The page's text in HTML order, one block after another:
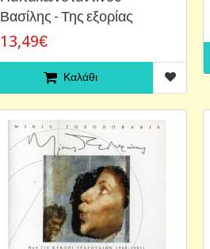
Βασίλης - Της εξορίας
13,49€
Καλάθι